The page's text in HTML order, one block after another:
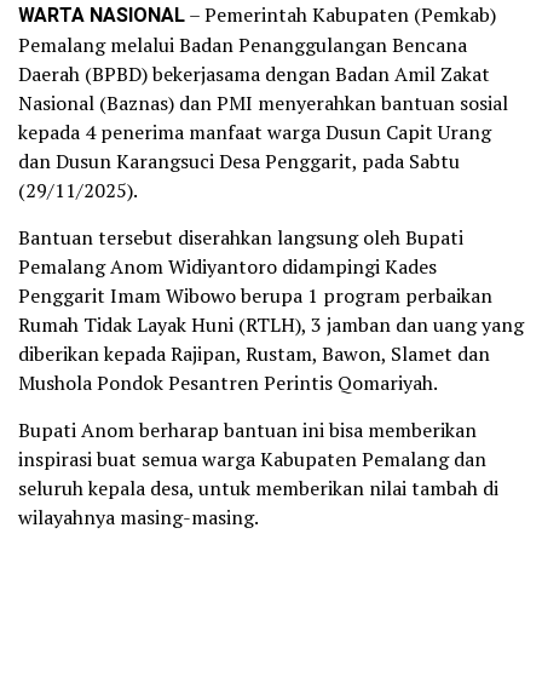
WARTA NASIONAL– Pemerintah Kabupaten (Pemkab)
Pemalang melalui Badan Penanggulangan Bencana
Daerah (BPBD) bekerjasama dengan Badan Amil Zakat
Nasional (Baznas) dan PMI menyerahkan bantuan sosial
kepada 4 penerima manfaat warga Dusun Capit Urang
dan Dusun Karangsuci Desa Penggarit, pada Sabtu
(29/11/2025).
Bantuan tersebut diserahkan langsung oleh Bupati
Pemalang Anom Widiyantoro didampingi Kades
Penggarit Imam Wibowo berupa 1 program perbaikan
Rumah Tidak Layak Huni (RTLH), 3 jamban dan uang yang
diberikan kepada Rajipan, Rustam, Bawon, Slamet dan
Mushola Pondok Pesantren Perintis Qomariyah.
Bupati Anom berharap bantuan ini bisa memberikan
inspirasi buat semua warga Kabupaten Pemalang dan
seluruh kepala desa, untuk memberikan nilai tambah di
wilayahnya masing-masing.